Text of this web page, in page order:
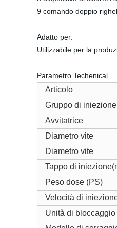
9 comando doppio
Adatto per:
Utilizzabile per la
Parametro Techenical
Articolo
Gruppo di iniezione
Avvitatrice
Diametro vite
Diametro vite
Tappo di
Peso dose (PS)
Velocità di
Unità di bloccaggio